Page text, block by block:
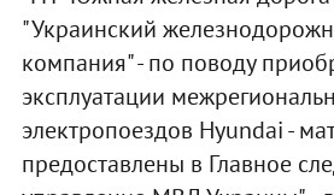
"Украинский
компания" - по поводу
эксплуатации
электропоездов Hyundai -
предоставлены в Главное